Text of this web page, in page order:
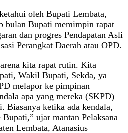
oleh Bupati Lembata,
bulan Bupati memimpin rapat
dan progres Pendapatan Asli
Perangkat Daerah atau OPD.
kita rapat rutin. Kita
Wakil Bupati, Sekda, ya
melapor ke pimpinan
apa yang mereka (SKPD)
Biasanya ketika ada kendala,
ujar mantan Pelaksana
Lembata, Atanasius